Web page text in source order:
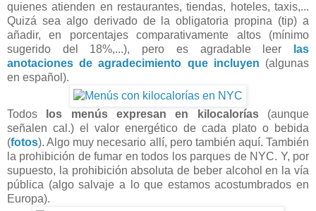
quienes atienden en restaurantes, tiendas, hoteles, taxis,...
Quizá sea algo derivado de la obligatoria propina (tip) a
añadir, en porcentajes comparativamente altos (mínimo
sugerido del 18%,...), pero es agradable leer
las
anotaciones de agradecimiento que incluyen (algunas
en español).
Todos los menús expresan en kilocalorías(aunque
señalen cal.) el valor energético de cada plato o bebida
(fotos). Algo muy necesario allí, pero también aquí. También
la prohibición de fumar en todos los parques de NYC. Y, por
supuesto, la prohibición absoluta de beber alcohol en la vía
pública (algo salvaje a lo que estamos acostumbrados en
Europa).